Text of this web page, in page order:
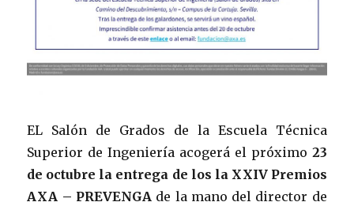
EL Salón de Grados de la Escuela Técnica
Superior de Ingeniería acogerá el próximo 23
de octubre la entrega de los la XXIV Premios
AXA – PREVENGA de la mano del director de